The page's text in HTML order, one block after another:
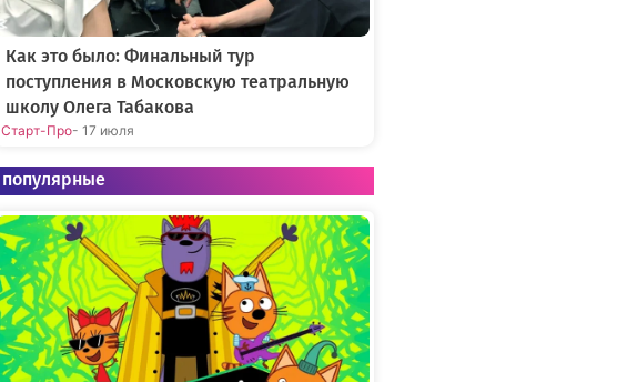
Как это было: Финальный тур
поступления в Московскую театральную
школу Олега Табакова
Старт-Про- 17 июля
популярные